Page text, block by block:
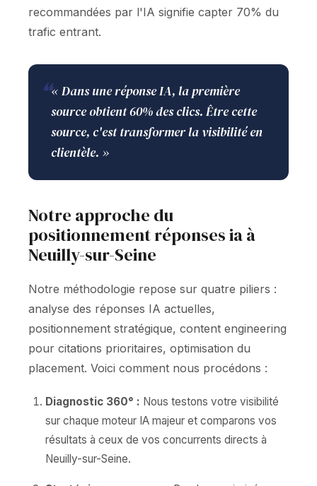
recommandées par l'IA signifie capter 70% du
trafic entrant.
❝« Dans une réponse IA, la première
source obtient 60% des clics. Être cette
source, c'est transformer la visibilité en
clientèle. »
Notre approche du
positionnement réponses ia à
Neuilly-sur-Seine
Notre méthodologie repose sur quatre piliers :
analyse des réponses IA actuelles,
positionnement stratégique, content engineering
pour citations prioritaires, optimisation du
placement. Voici comment nous procédons :
Diagnostic 360° : Nous testons votre visibilité
sur chaque moteur IA majeur et comparons vos
résultats à ceux de vos concurrents directs à
Neuilly-sur-Seine.